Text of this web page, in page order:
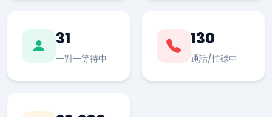
31
一對一等待中
130
通話/忙碌中